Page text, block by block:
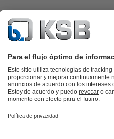
Catálogo de productos